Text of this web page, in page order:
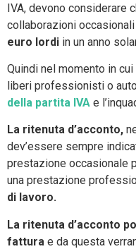
IVA, devono considerare
collaborazioni occasionali
euro lordi in un anno
Quindi nel momento in
liberi professionisti o
della partita IVA e
La ritenuta d’acconto,
dev’essere sempre
prestazione occasionale
una prestazione
di lavoro.
La ritenuta d’acconto
fattura e da questa